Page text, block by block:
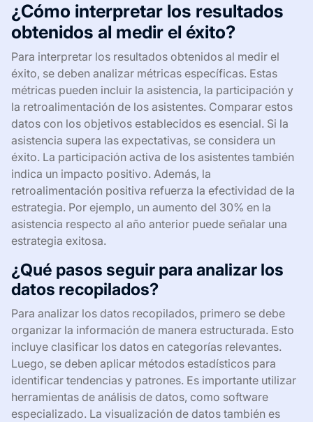
¿Cómo interpretar los resultados
obtenidos al medir el éxito?
Para interpretar los resultados obtenidos al medir el
éxito, se deben analizar métricas específicas. Estas
métricas pueden incluir la asistencia, la participación y
la retroalimentación de los asistentes. Comparar estos
datos con los objetivos establecidos es esencial. Si la
asistencia supera las expectativas, se considera un
éxito. La participación activa de los asistentes también
indica un impacto positivo. Además, la
retroalimentación positiva refuerza la efectividad de la
estrategia. Por ejemplo, un aumento del 30% en la
asistencia respecto al año anterior puede señalar una
estrategia exitosa.
¿Qué pasos seguir para analizar los
datos recopilados?
Para analizar los datos recopilados, primero se debe
organizar la información de manera estructurada. Esto
incluye clasificar los datos en categorías relevantes.
Luego, se deben aplicar métodos estadísticos para
identificar tendencias y patrones. Es importante utilizar
herramientas de análisis de datos, como software
especializado. La visualización de datos también es